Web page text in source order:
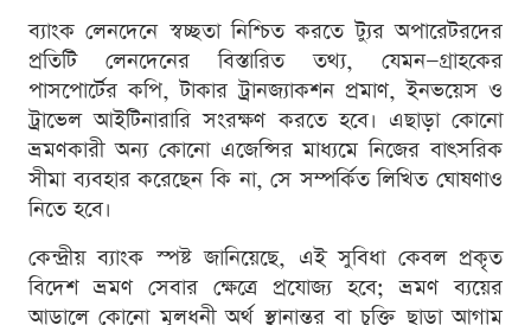
ব্যাংক লেনদেনে স্বচ্ছতা নিশ্চিত করতে ট্যুর অপারেটরদের
প্রতিটি লেনদেনের বিস্তারিত তথ্য, যেমন—গ্রাহকের
পাসপোর্টের কপি, টাকার ট্রানজ্যাকশন প্রমাণ, ইনভয়েস ও
ট্রাভেল আইটিনারারি সংরক্ষণ করতে হবে। এছাড়া কোনো
ভ্রমণকারী অন্য কোনো এজেন্সির মাধ্যমে নিজের বাৎসরিক
সীমা ব্যবহার করেছেন কি না, সে সম্পর্কিত লিখিত ঘোষণাও
নিতে হবে।
কেন্দ্রীয় ব্যাংক স্পষ্ট জানিয়েছে, এই সুবিধা কেবল প্রকৃত
বিদেশ ভ্রমণ সেবার ক্ষেত্রে প্রযোজ্য হবে; ভ্রমণ ব্যয়ের
আড়ালে কোনো মূলধনী অর্থ স্থানান্তর বা চুক্তি ছাড়া আগাম